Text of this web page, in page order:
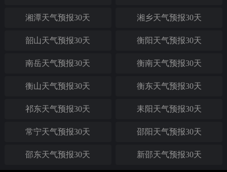
湘潭天气预报30天 湘乡天气预报30天
韶山天气预报30天 衡阳天气预报30天
南岳天气预报30天 衡南天气预报30天
衡山天气预报30天 衡东天气预报30天
祁东天气预报30天 耒阳天气预报30天
常宁天气预报30天 邵阳天气预报30天
邵东天气预报30天 新邵天气预报30天